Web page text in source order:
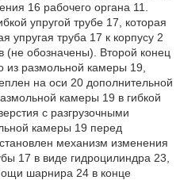
16 рабочего органа 11.
упругой трубе 17, которая
упругая труба 17 к корпусу 2
(не обозначены). Второй конец
из размольной камеры 19,
на оси 20 дополнительной
камеры 19 в гибкой
с разгрузочными
камеры 19 перед
механизм изменения
17 в виде гидроцилиндра 23,
шарнира 24 в конце